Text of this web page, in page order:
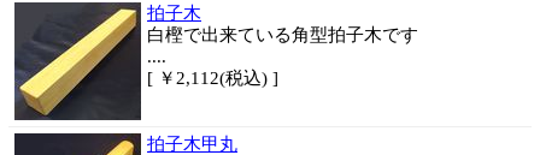
拍子木
白樫で出来ている角型拍子木です
....
[ ￥2,112(税込) ]
拍子木甲丸